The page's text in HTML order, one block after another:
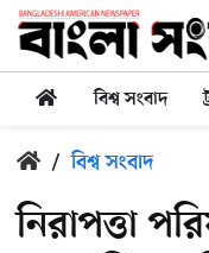
বিশ্ব সংবাদ
/ বিশ্ব সংবাদ
নিরাপত্তা